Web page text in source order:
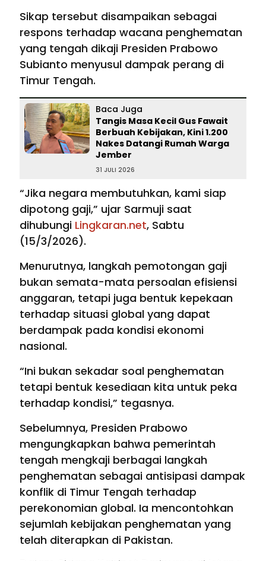
Sikap tersebut disampaikan sebagai
respons terhadap wacana penghematan
yang tengah dikaji Presiden Prabowo
Subianto menyusul dampak perang di
Timur Tengah.
Baca Juga
Tangis Masa Kecil Gus Fawait
Berbuah Kebijakan, Kini 1.200
Nakes Datangi Rumah Warga
Jember
31 JULI 2026
“Jika negara membutuhkan, kami siap
dipotong gaji,” ujar Sarmuji saat
dihubungi Lingkaran.net, Sabtu
(15/3/2026).
Menurutnya, langkah pemotongan gaji
bukan semata-mata persoalan efisiensi
anggaran, tetapi juga bentuk kepekaan
terhadap situasi global yang dapat
berdampak pada kondisi ekonomi
nasional.
“Ini bukan sekadar soal penghematan
tetapi bentuk kesediaan kita untuk peka
terhadap kondisi,” tegasnya.
Sebelumnya, Presiden Prabowo
mengungkapkan bahwa pemerintah
tengah mengkaji berbagai langkah
penghematan sebagai antisipasi dampak
konflik di Timur Tengah terhadap
perekonomian global. Ia mencontohkan
sejumlah kebijakan penghematan yang
telah diterapkan di Pakistan.